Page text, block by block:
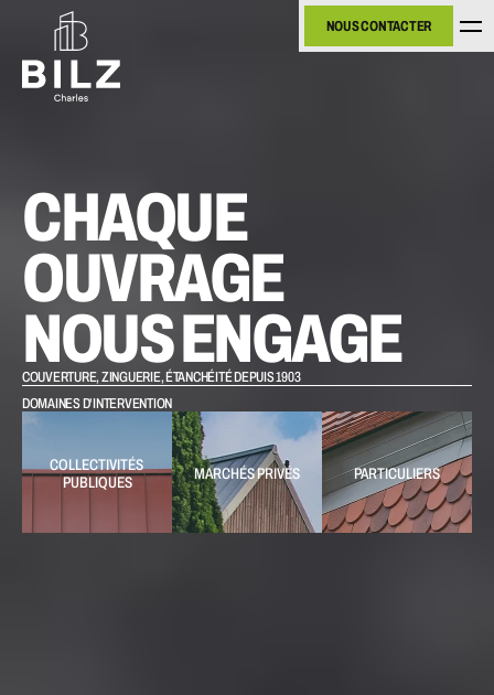
NOUS CONTACTER
CHAQUE
OUVRAGE
NOUS ENGAGE
COUVERTURE, ZINGUERIE, ÉTANCHÉITÉ DEPUIS 1903
DOMAINES D'INTERVENTION
COLLECTIVITÉS
PUBLIQUES
MARCHÉS PRIVÉS PARTICULIERS